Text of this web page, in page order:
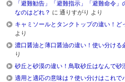
「避難勧告」「避難指示」「避難命令
なのはどれ？ に通りすがり より
キャミソールとタンクトップの違い！ど
より
濃口醤油と薄口醤油の違い！使い分ける
り
砂丘と砂漠の違い！鳥取砂丘はなんで砂
適用と適応の意味は？使い分けはこれで